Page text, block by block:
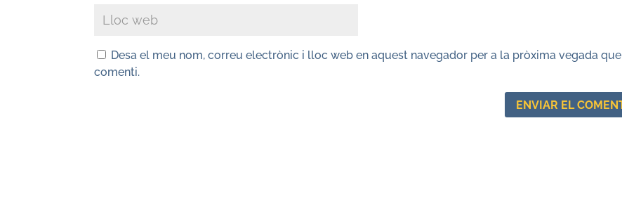
Desa el meu nom, correu electrònic i lloc web en aquest navegador per a la pròxima vegada que
comenti.